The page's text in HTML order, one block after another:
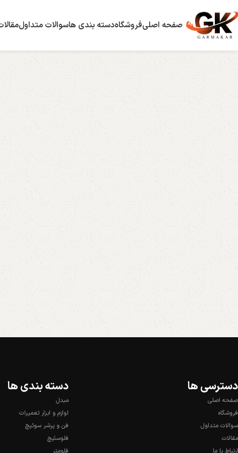
صفحه اصلیفروشگاهدسته بندی هاسوالات متداول
دسترسی ها
صفحه اصلی
فروشگاه
سوالات متداول
مقالات
ارتباط با ما
دسته بندی ها
مبدل
لوازم و ابزار تعمیرات
فن و پرشر سوئیچ
فلوسئیچ
فلومتر